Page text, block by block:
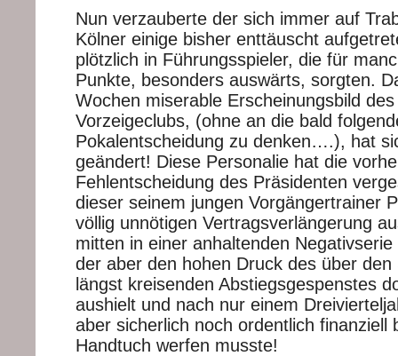
Nun verzauberte der sich immer auf
Kölner einige bisher enttäuscht
plötzlich in Führungsspieler, die für
Punkte, besonders auswärts, sorgten.
Wochen miserable Erscheinungsbild
Vorzeigeclubs, (ohne an die bald
Pokalentscheidung zu denken….), hat
geändert! Diese Personalie hat die
Fehlentscheidung des Präsidenten
dieser seinem jungen Vorgängertrainer
völlig unnötigen Vertragsverlängerung
mitten in einer anhaltenden Negativserie
der aber den hohen Druck des über den
längst kreisenden Abstiegsgespenstes
aushielt und nach nur einem
aber sicherlich noch ordentlich finanziell
Handtuch werfen musste!